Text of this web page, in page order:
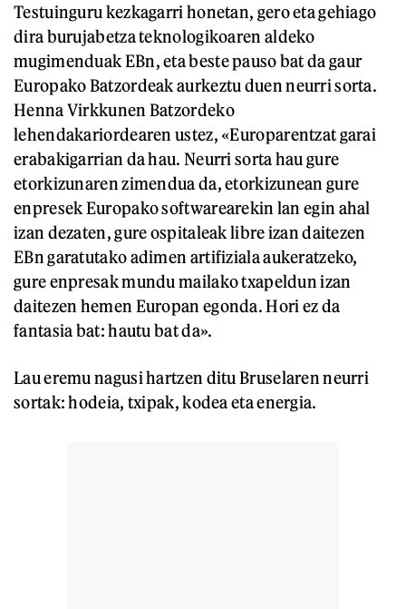
Testuinguru kezkagarri honetan, gero eta gehiago
dira burujabetza teknologikoaren aldeko
mugimenduak EBn, eta beste pauso bat da gaur
Europako Batzordeak aurkeztu duen neurri sorta.
Henna Virkkunen Batzordeko
lehendakariordearen ustez, «Europarentzat garai
erabakigarrian da hau. Neurri sorta hau gure
etorkizunaren zimendua da, etorkizunean gure
enpresek Europako softwarearekin lan egin ahal
izan dezaten, gure ospitaleak libre izan daitezen
EBn garatutako adimen artifiziala aukeratzeko,
gure enpresak mundu mailako txapeldun izan
daitezen hemen Europan egonda. Hori ez da
fantasia bat: hautu bat da».
Lau eremu nagusi hartzen ditu Bruselaren neurri
sortak: hodeia, txipak, kodea eta energia.